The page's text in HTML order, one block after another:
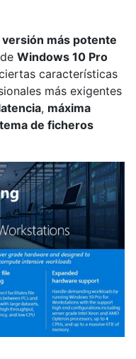
versión más potente
Windows 10 Pro
características
más exigentes
, máxima
de ficheros